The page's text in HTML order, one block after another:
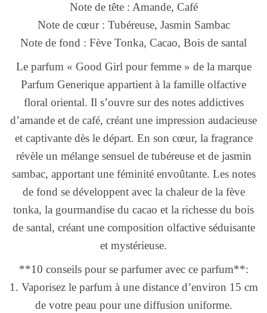
Note de tête : Amande, Café
Note de cœur : Tubéreuse, Jasmin Sambac
Note de fond : Fève Tonka, Cacao, Bois de santal
Le parfum « Good Girl pour femme » de la marque
Parfum Generique appartient à la famille olfactive
floral oriental. Il s’ouvre sur des notes addictives
d’amande et de café, créant une impression audacieuse
et captivante dès le départ. En son cœur, la fragrance
révèle un mélange sensuel de tubéreuse et de jasmin
sambac, apportant une féminité envoûtante. Les notes
de fond se développent avec la chaleur de la fève
tonka, la gourmandise du cacao et la richesse du bois
de santal, créant une composition olfactive séduisante
et mystérieuse.
**10 conseils pour se parfumer avec ce parfum**:
1. Vaporisez le parfum à une distance d’environ 15 cm
de votre peau pour une diffusion uniforme.